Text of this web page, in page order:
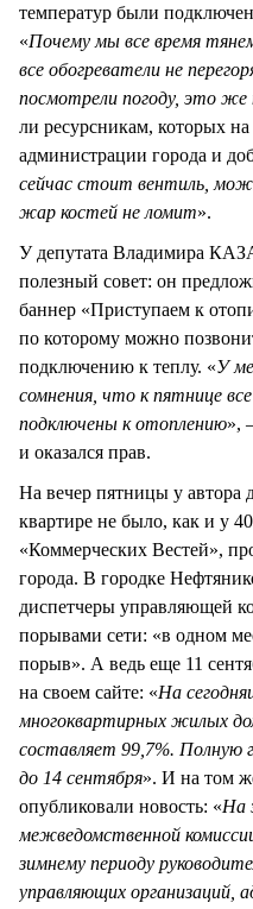
температур были
«Почему мы все время
все обогреватели не
посмотрели погоду, это же
ли ресурсникам, которых
администрации города и
сейчас стоит вентиль,
жар костей не ломит».
У депутата Владимира
полезный совет: он
баннер «Приступаем к
по которому можно
подключению к теплу. «У
сомнения, что к пятнице
подключены к отоплению»,
и оказался прав.
На вечер пятницы у автора
квартире не было, как и у
«Коммерческих Вестей»,
города. В городке
диспетчеры управляющей
порывами сети: «в одном
порыв». А ведь еще 11
на своем сайте: «На
многоквартирных жилых
составляет 99,7%. Полную
до 14 сентября». И на том
опубликовали новость: «На
межведомственной
зимнему периоду
управляющих организаций,